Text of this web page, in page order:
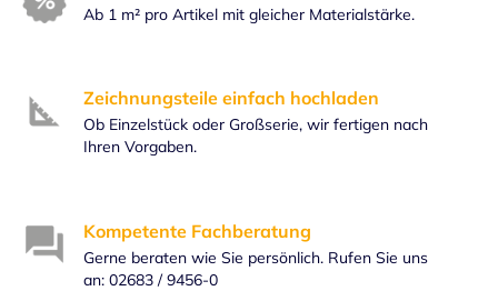
Ab 1 m² pro Artikel mit gleicher Materialstärke.
Zeichnungsteile einfach hochladen
Ob Einzelstück oder Großserie, wir fertigen nach
Ihren Vorgaben.
Kompetente Fachberatung
Gerne beraten wie Sie persönlich. Rufen Sie uns
an: 02683 / 9456-0